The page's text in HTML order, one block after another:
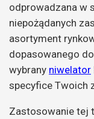
odprowadzana w
niepożądanych
asortyment
dopasowanego
wybrany niwelator
specyfice Twoich
Zastosowanie tej